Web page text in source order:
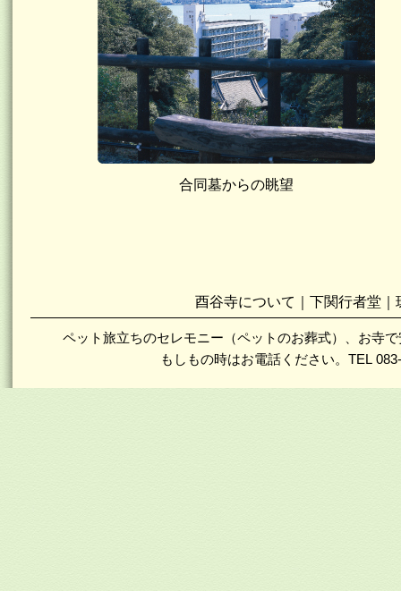
合同墓からの眺望
酉谷寺について 下関行者堂
ペット旅立ちのセレモニー（ペットのお葬式）、お寺
もしもの時はお電話ください。TEL